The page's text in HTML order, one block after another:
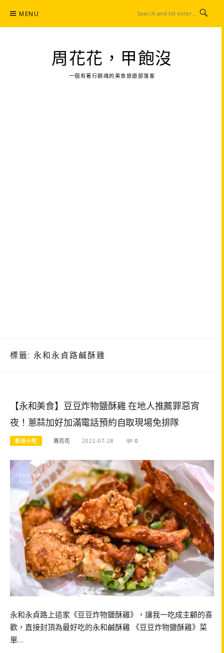
content
MENU
周花花，甲飽沒
一個有著行銷魂的美食旅遊部落客
標籤: 永和永貞路鹹酥雞
【永和美食】豆豆炸物鹽酥雞 在地人推薦罪惡宵
夜！蔥蒜加好加滿電話預約自取現場免排隊
街坊小吃 周花花 2022-07-28 0
永和永貞路上這家《豆豆炸物鹽酥雞》，讓我一吃成主顧的喜
歡，直接封頂為最好吃的永和鹹酥雞 《豆豆炸物鹽酥雞》菜
單…